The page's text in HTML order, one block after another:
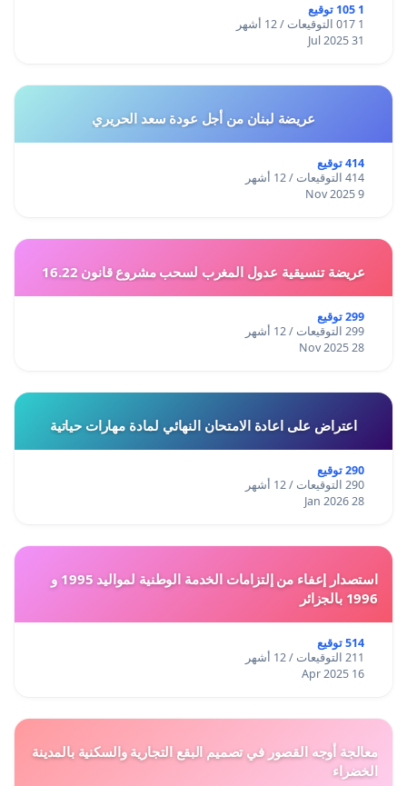
1 105 توقيع
1 017 التوقيعات / 12 أشهر
31 Jul 2025
عريضة لبنان من أجل عودة سعد الحريري
414 توقيع
414 التوقيعات / 12 أشهر
9 Nov 2025
عريضة تنسيقية عدول المغرب لسحب مشروع قانون 16.22
299 توقيع
299 التوقيعات / 12 أشهر
28 Nov 2025
اعتراض على اعادة الامتحان النهائي لمادة مهارات حياتية
290 توقيع
290 التوقيعات / 12 أشهر
28 Jan 2026
استصدار إعفاء من إلتزامات الخدمة الوطنية لمواليد 1995 و
1996 بالجزائر
514 توقيع
211 التوقيعات / 12 أشهر
16 Apr 2025
معالجة أوجه القصور في تصميم البقع التجارية والسكنية بالمدينة
الخضراء